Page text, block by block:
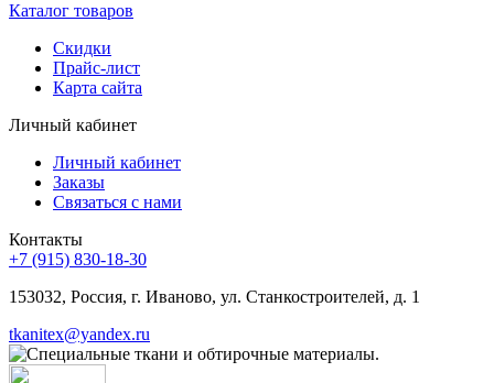
Каталог товаров
Скидки
Прайс-лист
Карта сайта
Личный кабинет
Личный кабинет
Заказы
Связаться с нами
Контакты
+7 (915) 830-18-30
153032, Россия, г. Иваново, ул. Станкостроителей, д. 1
tkanitex@yandex.ru